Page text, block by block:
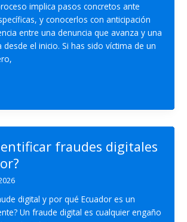
implica pasos concretos ante
y conocerlos con anticipación
entre una denuncia que avanza y una
desde el inicio. Si has sido víctima de un
fraudes digitales
digital y por qué Ecuador es un
Un fraude digital es cualquier engaño